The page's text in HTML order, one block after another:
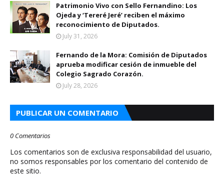
Patrimonio Vivo con Sello Fernandino: Los
Ojeda y ‘Tereré Jeré’ reciben el máximo
reconocimiento de Diputados.
July 31, 2026
Fernando de la Mora: Comisión de Diputados
aprueba modificar cesión de inmueble del
Colegio Sagrado Corazón.
July 28, 2026
PUBLICAR UN COMENTARIO
0 Comentarios
Los comentarios son de exclusiva responsabilidad del usuario,
no somos responsables por los comentario del contenido de
este sitio.